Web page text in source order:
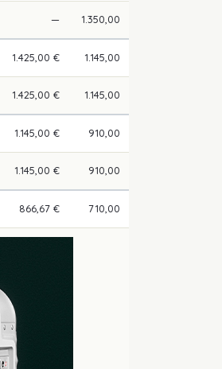
— 1.350,00
1.425,00 € 1.145,00
1.425,00 € 1.145,00
1.145,00 € 910,00
1.145,00 € 910,00
866,67 € 710,00